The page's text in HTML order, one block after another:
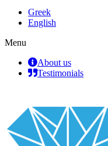
Greek
English
Menu
About us
Testimonials